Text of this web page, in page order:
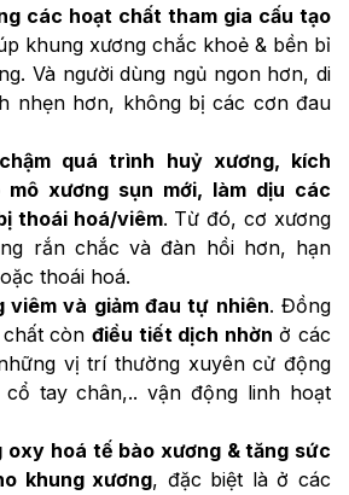
các hoạt chất tham gia cấu tạo
khung xương chắc khoẻ & bền bỉ
Và người dùng ngủ ngon hơn, di
nhẹn hơn, không bị các cơn đau
quá trình huỷ xương, kích
xương sụn mới, làm dịu các
thoái hoá/viêm. Từ đó, cơ xương
rắn chắc và đàn hồi hơn, hạn
thoái hoá.
viêm và giảm đau tự nhiên. Đồng
còn điều tiết dịch nhờn ở các
vị trí thường xuyên cử động
tay chân,.. vận động linh hoạt
oxy hoá tế bào xương & tăng sức
khung xương, đặc biệt là ở các